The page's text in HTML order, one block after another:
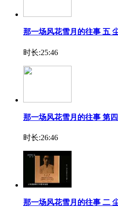
那一场风花雪月的往事 五
时长:25:46
那一场风花雪月的往事 第
时长:26:46
那一场风花雪月的往事 二